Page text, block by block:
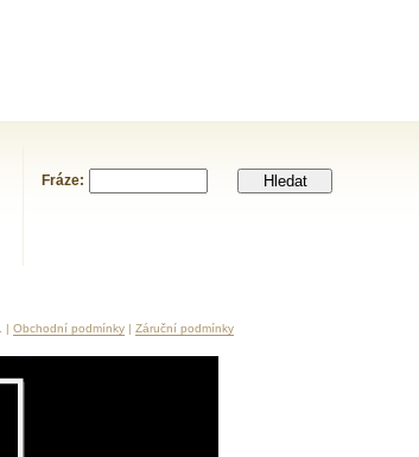
Fráze: Hledat
. | Obchodní podmínky | Záruční podmínky